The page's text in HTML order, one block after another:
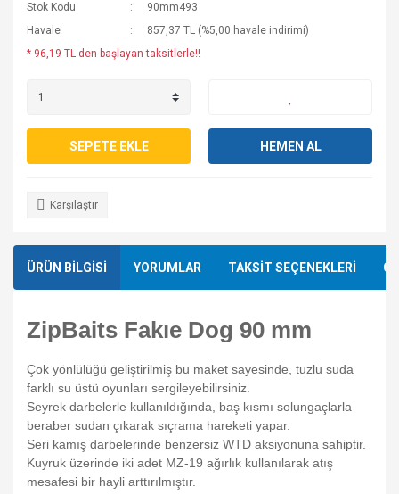
Stok Kodu
90mm493
Havale
857,37 TL (%5,00 havale indirimi)
* 96,19 TL den başlayan taksitlerle!!
SEPETE EKLE HEMEN AL
Karşılaştır
ÜRÜN BİLGİSİ YORUMLAR TAKSİT SEÇENEKLERİ
ZipBaits Fakıe Dog 90 mm
Çok yönlülüğü geliştirilmiş bu maket sayesinde, tuzlu suda
farklı su üstü oyunları sergileyebilirsiniz.
Seyrek darbelerle kullanıldığında, baş kısmı solungaçlarla
beraber sudan çıkarak sıçrama hareketi yapar.
Seri kamış darbelerinde benzersiz WTD aksiyonuna sahiptir.
Kuyruk üzerinde iki adet MZ-19 ağırlık kullanılarak atış
mesafesi bir hayli arttırılmıştır.